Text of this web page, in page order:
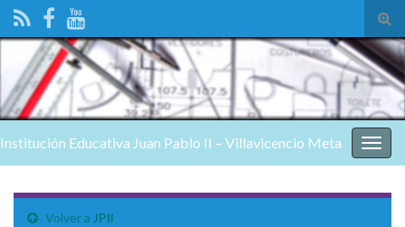
el
de
Institución Educativa Juan Pablo II – Villavicencio Meta
Volver a JPII